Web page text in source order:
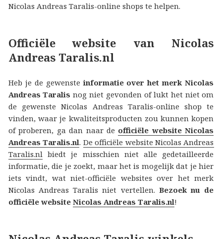
Nicolas Andreas Taralis-online shops te helpen.
Officiële website van Nicolas
Andreas Taralis.nl
Heb je de gewensteinformatie over het merk Nicolas
Andreas Taralis nog niet gevonden of lukt het niet om
de gewenste Nicolas Andreas Taralis-online shop te
vinden, waar je kwaliteitsproducten zou kunnen kopen
of proberen, ga dan naar de officiële website Nicolas
Andreas Taralis.nl. De officiële website Nicolas Andreas
Taralis.nl biedt je misschien niet alle gedetailleerde
informatie, die je zoekt, maar het is mogelijk dat je hier
iets vindt, wat niet-officiële websites over het merk
Nicolas Andreas Taralis niet vertellen. Bezoek nu de
officiële website Nicolas Andreas Taralis.nl!